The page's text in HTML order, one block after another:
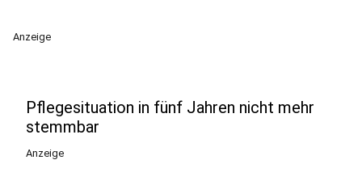
Anzeige
Pflegesituation in fünf Jahren nicht mehr
stemmbar
Anzeige